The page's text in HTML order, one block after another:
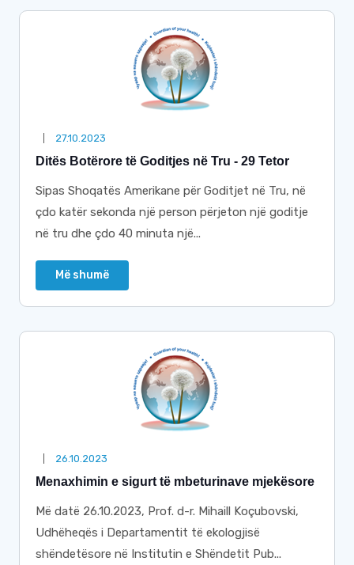
27.10.2023
Ditës Botërore të Goditjes në Tru - 29 Tetor
Sipas Shoqatës Amerikane për Goditjet në Tru, në
çdo katër sekonda një person përjeton një goditje
në tru dhe çdo 40 minuta një...
Më shumë
26.10.2023
Menaxhimin e sigurt të mbeturinave mjekësore
Më datë 26.10.2023, Prof. d-r. Mihaill Koçubovski,
Udhëheqës i Departamentit të ekologjisë
shëndetësore në Institutin e Shëndetit Pub...